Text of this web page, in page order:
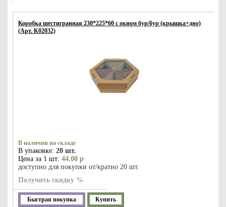
Коробка шестигранная 230*225*60 с окном бур/бур (крышка+дно)
(Арт. К02032)
В наличии на складе
В упаковке: 20 шт.
Цена за 1 шт: 44.00 р
доступно для покупки от/кратно 20 шт.
Получить скидку %
Быстрая покупка Купить